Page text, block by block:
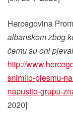
Hercegovina
albanskom zbog
čemu su oni
http://
snimilo-pjesmu-
napustio-grupu-
2020]